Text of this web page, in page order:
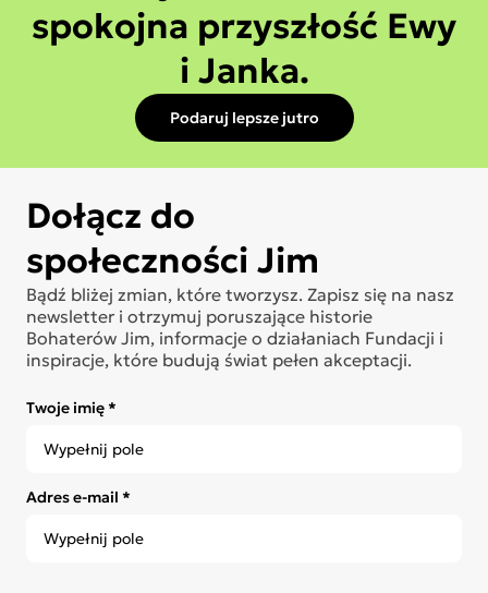
spokojna przyszłość Ewy
i Janka.
Podaruj lepsze jutro
Dołącz do
społeczności Jim
Bądź bliżej zmian, które tworzysz. Zapisz się na nasz
newsletter i otrzymuj poruszające historie
Bohaterów Jim, informacje o działaniach Fundacji i
inspiracje, które budują świat pełen akceptacji.
Twoje imię *
Adres e-mail *